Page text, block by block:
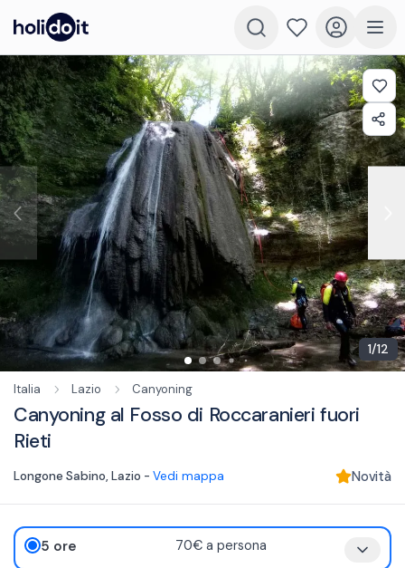
1/12
Italia Lazio Canyoning
Canyoning al Fosso di Roccaranieri fuori
Rieti
Longone Sabino, Lazio - Vedi mappa Novità
5 ore 70€ a persona